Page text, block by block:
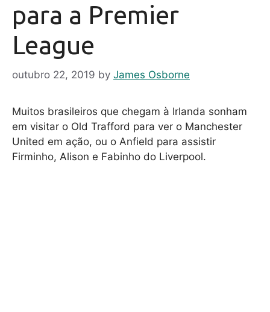
para a Premier
League
outubro 22, 2019 by James Osborne
Muitos brasileiros que chegam à Irlanda sonham
em visitar o Old Trafford para ver o Manchester
United em ação, ou o Anfield para assistir
Firminho, Alison e Fabinho do Liverpool.